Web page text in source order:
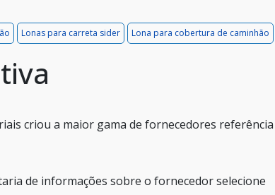
Lonas para carreta sider Lona para cobertura de caminhão
criou a maior gama de fornecedores referência
de informações sobre o fornecedor selecione